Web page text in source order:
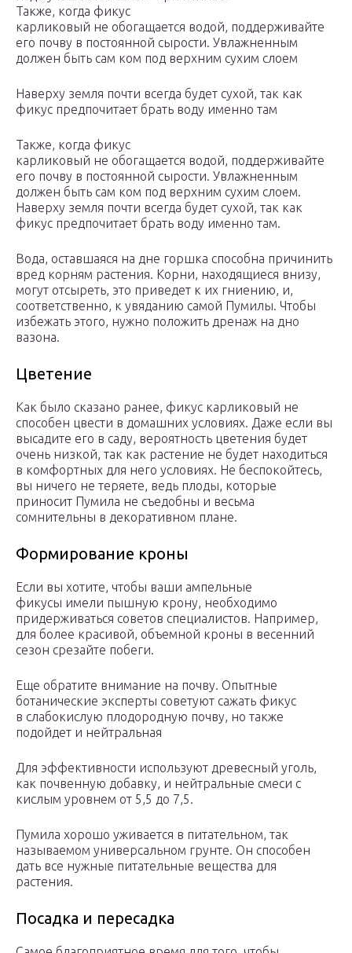
Также, когда фикус
карликовый не обогащается водой, поддерживайте
его почву в постоянной сырости. Увлажненным
должен быть сам ком под верхним сухим слоем
Наверху земля почти всегда будет сухой, так как
фикус предпочитает брать воду именно там
Также, когда фикус
карликовый не обогащается водой, поддерживайте
его почву в постоянной сырости. Увлажненным
должен быть сам ком под верхним сухим слоем.
Наверху земля почти всегда будет сухой, так как
фикус предпочитает брать воду именно там.
Вода, оставшаяся на дне горшка способна причинить
вред корням растения. Корни, находящиеся внизу,
могут отсыреть, это приведет к их гниению, и,
соответственно, к увяданию самой Пумилы. Чтобы
избежать этого, нужно положить дренаж на дно
вазона.
Цветение
Как было сказано ранее, фикус карликовый не
способен цвести в домашних условиях. Даже если вы
высадите его в саду, вероятность цветения будет
очень низкой, так как растение не будет находиться
в комфортных для него условиях. Не беспокойтесь,
вы ничего не теряете, ведь плоды, которые
приносит Пумила не съедобны и весьма
сомнительны в декоративном плане.
Формирование кроны
Если вы хотите, чтобы ваши ампельные
фикусы имели пышную крону, необходимо
придерживаться советов специалистов. Например,
для более красивой, объемной кроны в весенний
сезон срезайте побеги.
Еще обратите внимание на почву. Опытные
ботанические эксперты советуют сажать фикус
в слабокислую плодородную почву, но также
подойдет и нейтральная
Для эффективности используют древесный уголь,
как почвенную добавку, и нейтральные смеси с
кислым уровнем от 5,5 до 7,5.
Пумила хорошо уживается в питательном, так
называемом универсальном грунте. Он способен
дать все нужные питательные вещества для
растения.
Посадка и пересадка